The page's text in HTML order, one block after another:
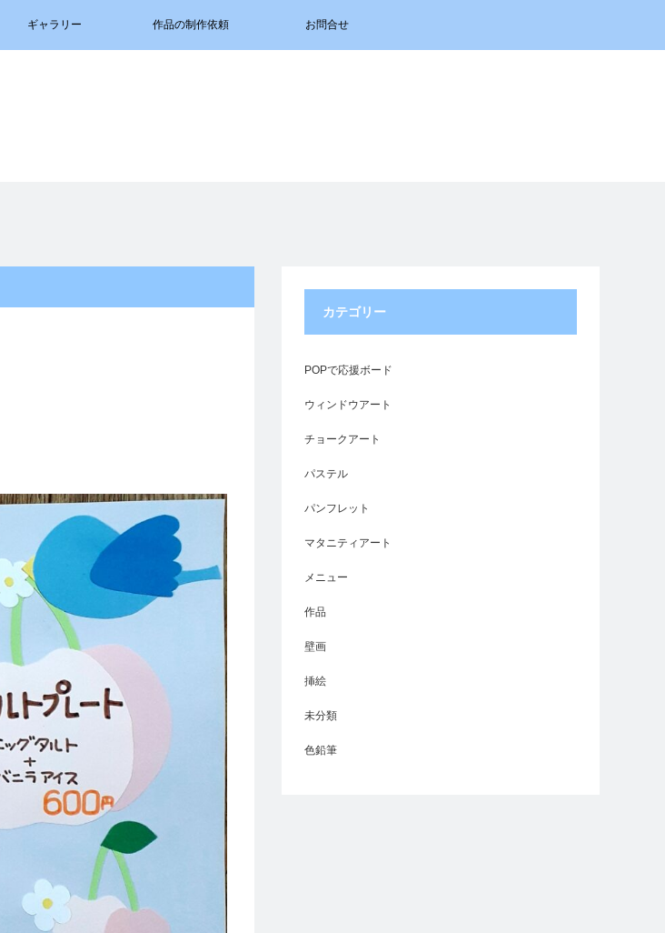
ギャラリー 作品の制作依頼 お問合せ
カテゴリー
POPで応援ボード
ウィンドウアート
チョークアート
パステル
パンフレット
マタニティアート
メニュー
作品
壁画
挿絵
未分類
色鉛筆